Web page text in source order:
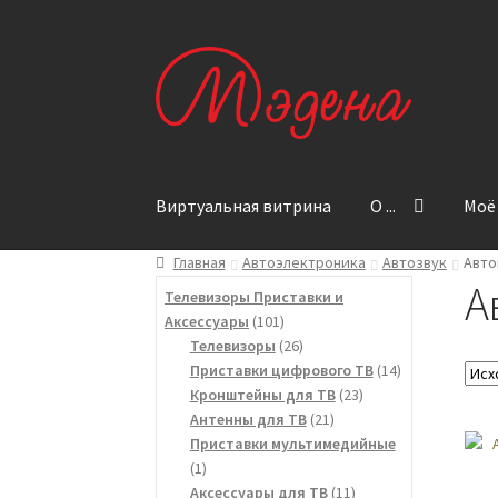
Перейти
к
навигации
Перейти
к
содержимому
Виртуальная витрина O ... Моё
ГлавнаяКонтактыКорзинаМой аккаунт
Оформление заказа
Главная Автоэлектроника Автозвук
Телевизоры Приставки и
Аксессуары 101101
товар
Телевизоры 2626
товаров
Приставки цифрового ТВ 1414
Кронштейны для ТВ 2323
Антенны для ТВ 2121
товар
Приставки мультимедийные
11
товар
Аксессуары для ТВ 1111